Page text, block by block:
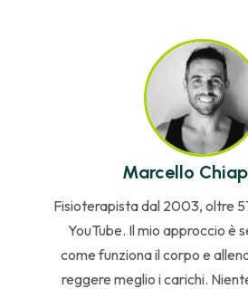
Marcello
Fisioterapista dal 2003, oltre
YouTube. Il mio approccio è
come funziona il corpo e
reggere meglio i carichi.